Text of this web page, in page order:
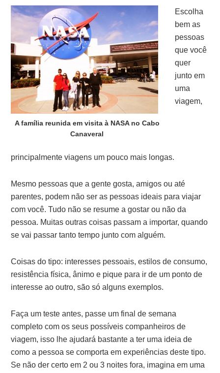
A família reunida em visita à NASA no Cabo
Canaveral
Escolha
bem as
pessoas
que você
quer
junto em
uma
viagem,
principalmente viagens um pouco mais longas.
Mesmo pessoas que a gente gosta, amigos ou até
parentes, podem não ser as pessoas ideais para viajar
com você. Tudo não se resume a gostar ou não da
pessoa. Muitas outras coisas passam a importar, quando
se vai passar tanto tempo junto com alguém.
Coisas do tipo: interesses pessoais, estilos de consumo,
resistência física, ânimo e pique para ir de um ponto de
interesse ao outro, são só alguns exemplos.
Faça um teste antes, passe um final de semana
completo com os seus possíveis companheiros de
viagem, isso lhe ajudará bastante a ter uma ideia de
como a pessoa se comporta em experiências deste tipo.
Se não der certo em 2 ou 3 noites fora, imagina em uma